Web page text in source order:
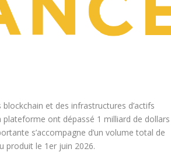
et des infrastructures d’actifs
ont dépassé 1 milliard de dollars
s’accompagne d’un volume total de
produit le 1 er juin 2026.